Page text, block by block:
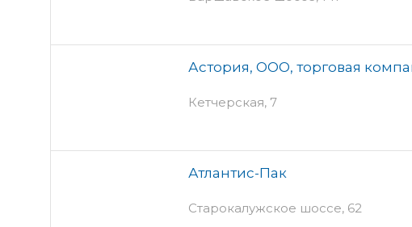
Астория, ООО, торговая
Кетчерская, 7
Атлантис-Пак
Старокалужское шоссе, 62